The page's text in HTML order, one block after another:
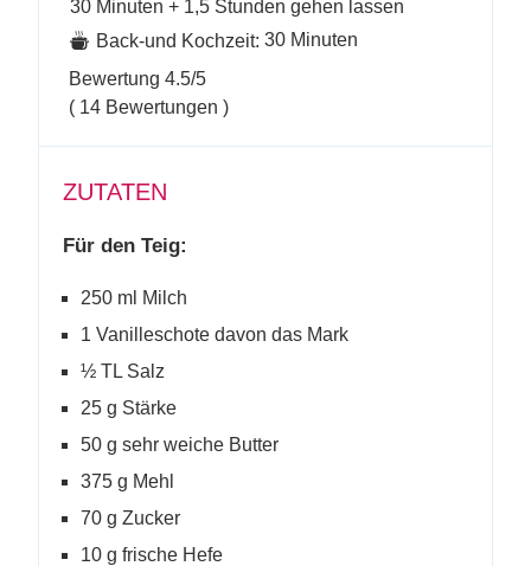
30 Minuten + 1,5 Stunden gehen lassen
Back-und Kochzeit: 30 Minuten
Bewertung 4.5/5
( 14 Bewertungen )
ZUTATEN
Für den Teig:
250 ml Milch
1 Vanilleschote davon das Mark
½ TL Salz
25 g Stärke
50 g sehr weiche Butter
375 g Mehl
70 g Zucker
10 g frische Hefe